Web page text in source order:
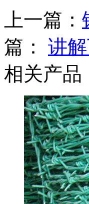
上一篇：
篇： 讲
相关产品